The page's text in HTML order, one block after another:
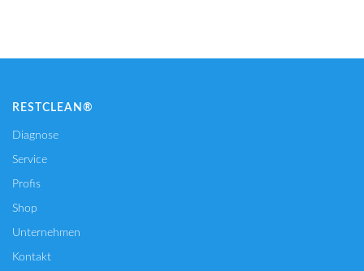
RESTCLEAN®
Diagnose
Service
Profis
Shop
Unternehmen
Kontakt